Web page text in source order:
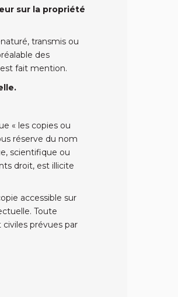
sur la propriété
transmis ou
des
fait mention.
« les copies ou
réserve du nom
scientifique ou
droit, est illicite
accessible sur
Toute
prévues par